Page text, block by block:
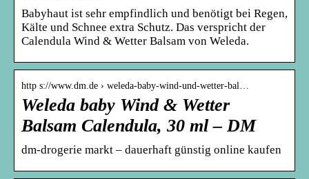
Babyhaut ist sehr empfindlich und benötigt bei Regen,
Kälte und Schnee extra Schutz. Das verspricht der
Calendula Wind & Wetter Balsam von Weleda.
http s://www.dm.de › weleda-baby-wind-und-wetter-bal…
Weleda baby Wind & Wetter
Balsam Calendula, 30 ml – DM
dm-drogerie markt – dauerhaft günstig online kaufen